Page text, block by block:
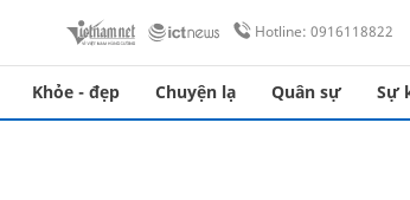
Hotline: 0916118822
Khỏe - đẹp Chuyện lạ Quân sự Sự